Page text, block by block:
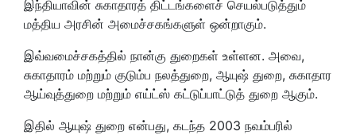
இந்தியாவின் சுகாதாரத் திட்டங்களைச் செயல்படுத்தும்
மத்திய அரசின் அமைச்சகங்களுள் ஒன்றாகும்.
இவ்வமைச்சகத்தில் நான்கு துறைகள் உள்ளன. அவை,
சுகாதாரம் மற்றும் குடும்ப நலத்துறை, ஆயுஷ் துறை, சுகாதார
ஆய்வுத்துறை மற்றும் எய்ட்ஸ் கட்டுப்பாட்டுத் துறை ஆகும்.
இதில் ஆயுஷ் துறை என்பது, கடந்த 2003 நவம்பரில்